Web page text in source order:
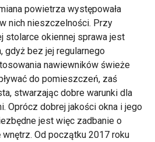
powietrza występowała
nich nieszczelności. Przy
stolarce okiennej sprawa jest
gdyż bez jej regularnego
nawiewników świeże
do pomieszczeń, zaś
stwarzając dobre warunki dla
Oprócz dobrej jakości okna i jego
jest więc zadbanie o
Od początku 2017 roku